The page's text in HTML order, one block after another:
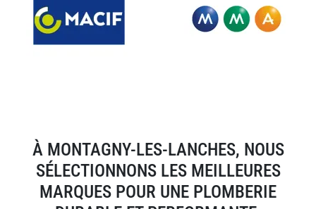
À MONTAGNY-LES-LANCHES, NOUS
SÉLECTIONNONS LES MEILLEURES
MARQUES POUR UNE PLOMBERIE